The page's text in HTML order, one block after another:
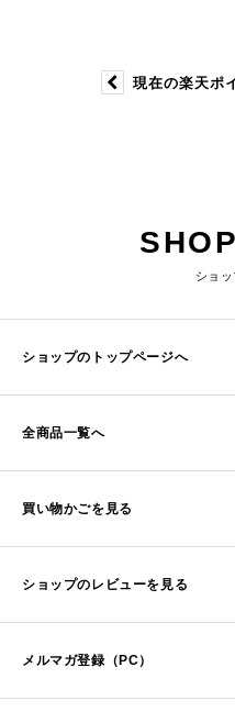
ショ
ショップのトップページへ
全商品一覧へ
買い物かごを見る
ショップのレビューを見る
メルマガ登録（PC）